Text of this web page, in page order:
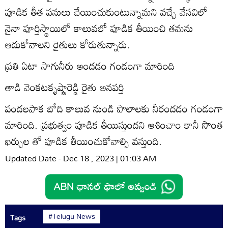
పూడిక తీత పనులు చేయించుకుంటున్నామని వచ్చే వేసవిలో
నైనా పూర్తిస్థాయిలో కాలువలో పూడిక తీయించి తమను
ఆదుకోవాలని రైతులు కోరుతున్నారు.
ప్రతి ఏటా సాగునీరు అందడం గండంగా మారింది
తాడి వెంకటకృష్ణారెడ్డి రైతు అనపర్తి
పందలపాక బోది కాలువ నుండి పొలాలకు నీరందడం గండంగా
మారింది. ప్రభుత్వం పూడిక తీయిస్తుందని ఆశించాం కానీ సొంత
ఖర్చుల తో పూడిక తీయించుకోవాల్సి వస్తుంది.
Updated Date - Dec 18 , 2023 | 01:03 AM
Tags #Telugu News